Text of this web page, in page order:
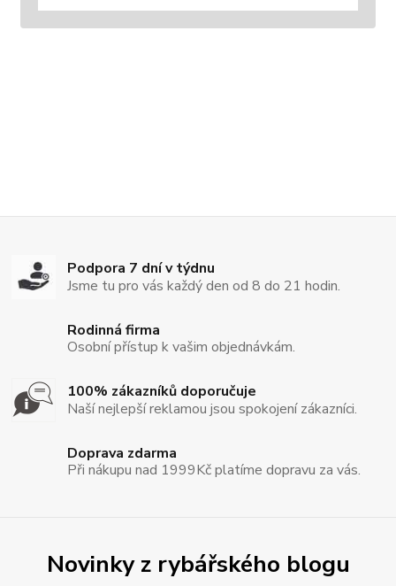
Podpora 7 dní v týdnu
Jsme tu pro vás každý den od 8 do 21 hodin.
Rodinná firma
Osobní přístup k vašim objednávkám.
100% zákazníků doporučuje
Naší nejlepší reklamou jsou spokojení zákazníci.
Doprava zdarma
Při nákupu nad 1999Kč platíme dopravu za vás.
Novinky z rybářského blogu